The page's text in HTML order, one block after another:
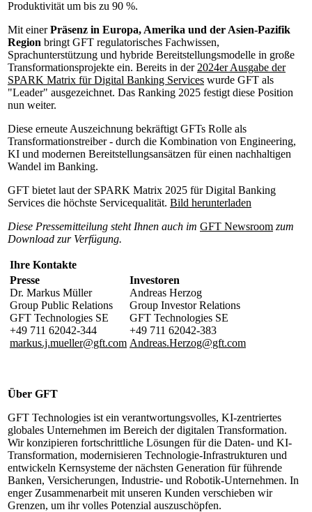
Produktivität um bis zu 90 %.
Mit einerPräsenz in Europa, Amerika und der Asien-Pazifik
Region bringt GFT regulatorisches Fachwissen,
Sprachunterstützung und hybride Bereitstellungsmodelle in große
Transformationsprojekte ein. Bereits in der 2024er Ausgabe der
SPARK Matrix für Digital Banking Services wurde GFT als
"Leader" ausgezeichnet. Das Ranking 2025 festigt diese Position
nun weiter.
Diese erneute Auszeichnung bekräftigt GFTs Rolle als
Transformationstreiber - durch die Kombination von Engineering,
KI und modernen Bereitstellungsansätzen für einen nachhaltigen
Wandel im Banking.
GFT bietet laut der SPARK Matrix 2025 für Digital Banking
Services die höchste Servicequalität. Bild herunterladen
Diese Pressemitteilung steht Ihnen auch im GFT Newsroom zum
Download zur Verfügung.
Ihre Kontakte
Presse
Dr. Markus Müller
Group Public Relations
GFT Technologies SE
+49 711 62042-344
markus.j.mueller@gft.com
Investoren
Andreas Herzog
Group Investor Relations
GFT Technologies SE
+49 711 62042-383
Andreas.Herzog@gft.com
Über GFT
GFT Technologies ist ein verantwortungsvolles, KI-zentriertes
globales Unternehmen im Bereich der digitalen Transformation.
Wir konzipieren fortschrittliche Lösungen für die Daten- und KI-
Transformation, modernisieren Technologie-Infrastrukturen und
entwickeln Kernsysteme der nächsten Generation für führende
Banken, Versicherungen, Industrie- und Robotik-Unternehmen. In
enger Zusammenarbeit mit unseren Kunden verschieben wir
Grenzen, um ihr volles Potenzial auszuschöpfen.